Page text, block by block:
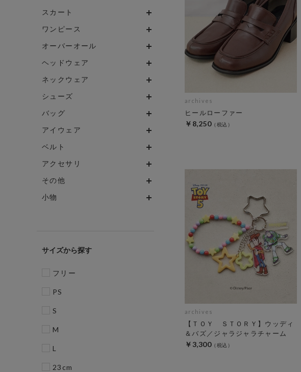
スカート
ワンピース
オーバーオール
ヘッドウェア
ネックウェア
シューズ
バッグ
アイウェア
ベルト
アクセサリ
その他
小物
サイズ
フリー
PS
S
M
L
23cm
archives
ヒールローファー
￥8,250
archives
【ＴＯＹ ＳＴＯＲＹ】ウッディ
＆バズ／ジャラジャラチャーム
￥3,300